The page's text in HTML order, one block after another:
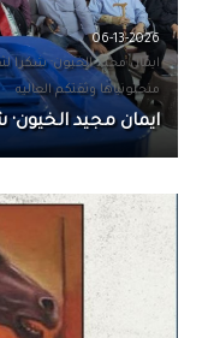
06-13-2026
ايمان مجيد الخيون· شكرا
منحتونياها وثقتكم العاليه
ايمان مجيد